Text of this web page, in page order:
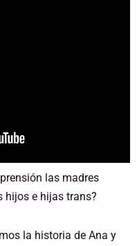
las madres
hijos e hijas trans?
la historia de Ana y